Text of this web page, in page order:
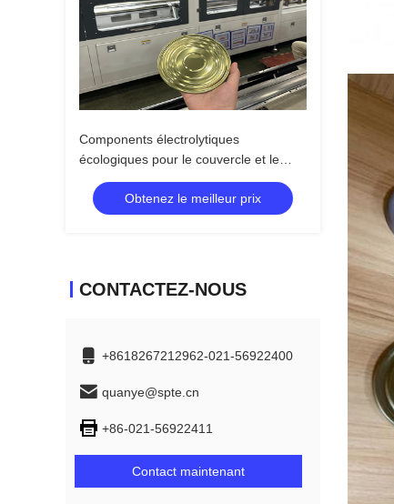
Components électrolytiques
écologiques pour le couvercle et le
fond d'une boîte alimentaire
Obtenez le meilleur prix
CONTACTEZ-NOUS
+8618267212962-021-56922400
quanye@spte.cn
+86-021-56922411
Contact maintenant